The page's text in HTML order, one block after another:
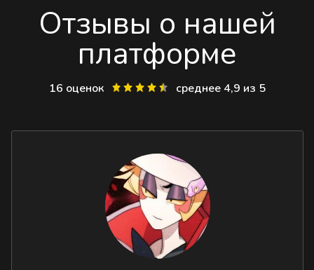
Отзывы о нашей
платформе
16 оценок среднее 4,9 из 5